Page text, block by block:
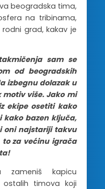
beogradska tima,
na tribinama,
grad, kakav je
sam se
od beogradskih
izbegnu dolazak u
motiv više. Jako mi
ekipe osetiti kako
kako bazen ključa,
oni najstariji takvu
za većinu igrača
kapicu
timova koji